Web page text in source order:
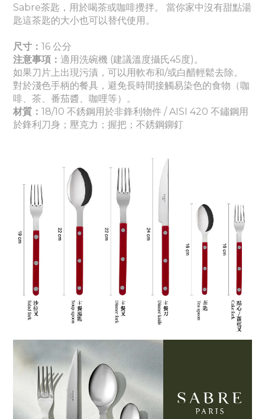
Sabre茶匙，用於喝茶或咖啡攪拌。 當你家中沒有甜點湯
匙這茶匙的大小也可以替代使用。
尺寸： 16 公分
注意事項： 適用洗碗機 (建議溫度攝氏45度)。
如果刀片上出現污漬，可以用軟布和/或白醋輕鬆去除。
對於淺色手柄的餐具，避免長時間接觸易染色的食物（咖
啡、茶、番茄醬、咖哩等）。
材質： 18/10 不銹鋼用於非鋒利物件 / AISI 420 不鏽鋼用
於鋒利刀身 ；壓克力 ；握把 ； 不銹鋼鉚釘